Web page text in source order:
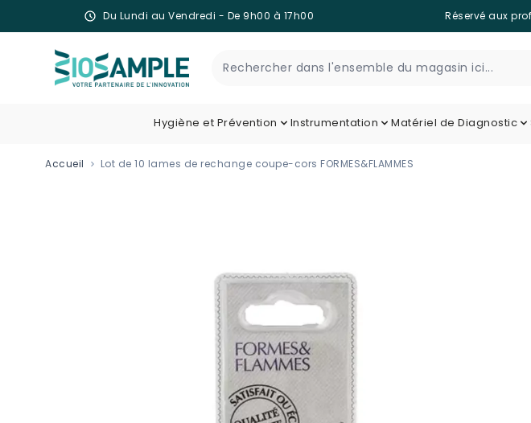
Du Lundi au Vendredi - De 9h00 à 17h00 Réservé aux
Hygiène et Prévention Instrumentation Matériel de Diagnostic
Accueil Lot de 10 lames de rechange coupe-cors FORMES&FLAMMES